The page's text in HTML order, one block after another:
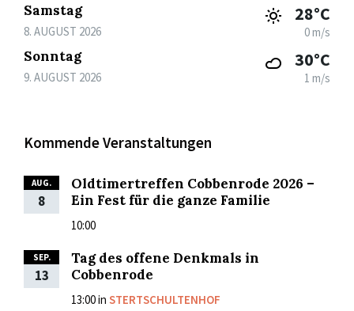
Samstag
8. AUGUST 2026
28°C
0 m/s
Sonntag
9. AUGUST 2026
30°C
1 m/s
Kommende Veranstaltungen
AUG.
8
Oldtimertreffen Cobbenrode 2026 –
Ein Fest für die ganze Familie
10:00
SEP.
13
Tag des offene Denkmals in
Cobbenrode
13:00in STERTSCHULTENHOF